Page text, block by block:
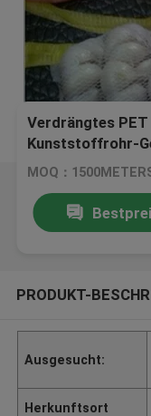
Verdrängtes
Kunststoffrohr-
Verpacken des
MOQ：
PRODUKT-
Ausgesucht:
Herkunftsort